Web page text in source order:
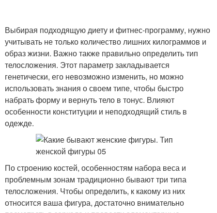
Выбирая подходящую диету и фитнес-программу, нужно
учитывать не только количество лишних килограммов и
образ жизни. Важно также правильно определить тип
телосложения. Этот параметр закладывается
генетически, его невозможно изменить, но можно
использовать знания о своем типе, чтобы быстро
набрать форму и вернуть тело в тонус. Влияют
особенности конституции и неподходящий стиль в
одежде.
По строению костей, особенностям набора веса и
проблемным зонам традиционно бывают три типа
телосложения. Чтобы определить, к какому из них
относится ваша фигура, достаточно внимательно